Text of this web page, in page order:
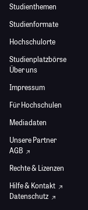
Studienthemen
Studienformate
Hochschulorte
Studienplatzbörse
Über uns
Impressum
Für Hochschulen
Mediadaten
Unsere Partner
AGB
Rechte & Lizenzen
Hilfe & Kontakt
Datenschutz